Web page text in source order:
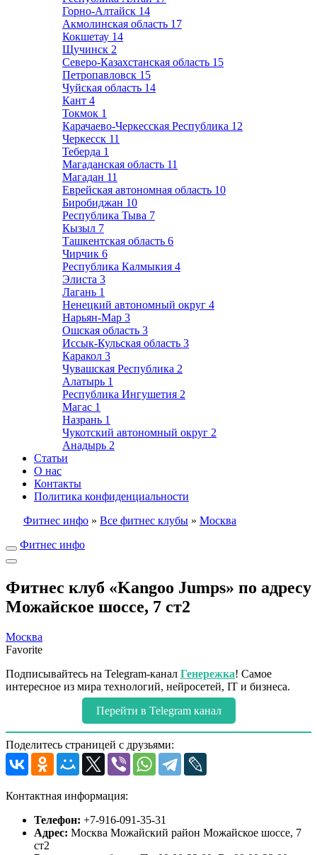
Горно-Алтайск 14
Акмолинская область 17
Кокшетау 14
Щучинск 2
Северо-Казахстанская область 15
Петропавловск 15
Чуйская область 14
Кант 4
Токмок 1
Карачаево-Черкесская Республика 12
Черкесск 11
Теберда 1
Магаданская область 11
Магадан 11
Еврейская автономная область 10
Биробиджан 10
Республика Тыва 7
Кызыл 7
Ташкентская область 6
Чирчик 6
Республика Калмыкия 4
Элиста 3
Лагань 1
Ненецкий автономный округ 4
Нарьян-Мар 3
Ошская область 3
Иссык-Кульская область 3
Каракол 3
Чувашская Республика 2
Алатырь 1
Республика Ингушетия 2
Магас 1
Назрань 1
Чукотский автономный округ 2
Анадырь 2
Статьи
О нас
Контакты
Политика конфиденциальности
Фитнес инфо » Все фитнес клубы » Москва
Фитнес инфо
Фитнес клуб «Kangoo Jumps» по адресу
Можайское шоссе, 7 ст2
Москва
Favorite
Подписывайтесь на Telegram-канал Генережка! Самое
интересное из мира технологий, нейросетей, IT и бизнеса.
Перейти в Telegram канал
Поделитесь страницей с друзьями:
Контактная информация:
Телефон: +7-916-091-35-31
Адрес: Москва Можайский район Можайское шоссе, 7
ст2